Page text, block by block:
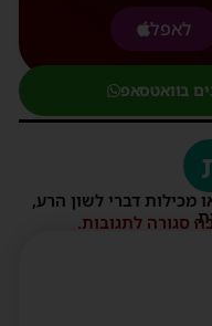
לאפל
בוואטסאפ
מכילות דברי לשון הרע,
סגורה לתגובות.